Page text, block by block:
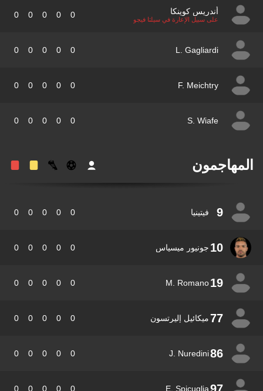
أندريس كوينكا
على سبيل الإعارة في سيلتا فيجو 0
0
0
0
L. Gagliardi
0
0
0
0
F. Meichtry
0
0
0
0
S. Wiafe
0
0
0
0
9 فيتينيا 0
0
0
0
10 جونيور ميسياس 0
0
0
0
19
M. Romano
0
0
0
0
77 ميكائيل إليرتسون 0
0
0
0
86
J. Nuredini
0
0
0
0
E. Spicuglia
0
0
0
0